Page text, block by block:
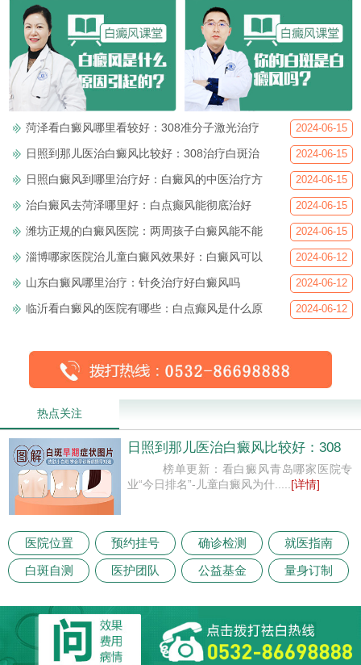
菏泽看白癜风哪里看较好：308准分子激光治疗 2024-06-15
日照到那儿医治白癜风比较好：308治疗白斑治 2024-06-15
日照白癜风到哪里治疗好：白癜风的中医治疗方 2024-06-15
治白癜风去菏泽哪里好：白点癫风能彻底治好 2024-06-15
潍坊正规的白癜风医院：两周孩子白癜风能不能 2024-06-15
淄博哪家医院治儿童白癜风效果好：白癜风可以 2024-06-12
山东白癜风哪里治疗：针灸治疗好白癜风吗 2024-06-12
临沂看白癜风的医院有哪些：白点癫风是什么原 2024-06-12
热点关注
日照到那儿医治白癜风比较好：308
榜单更新：看白癜风青岛哪家医院专
业“今日排名”-儿童白癜风为什..... [详情]
医院位置 预约挂号 确诊检测 就医指南
白斑自测 医护团队 公益基金 量身订制